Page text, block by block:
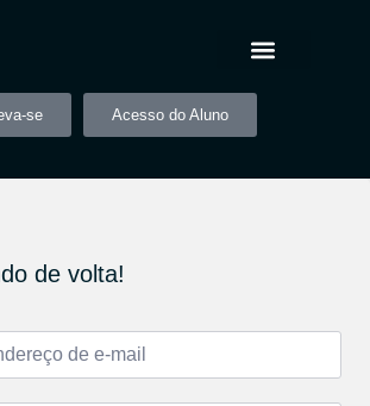
se Acesso do Aluno
de volta!